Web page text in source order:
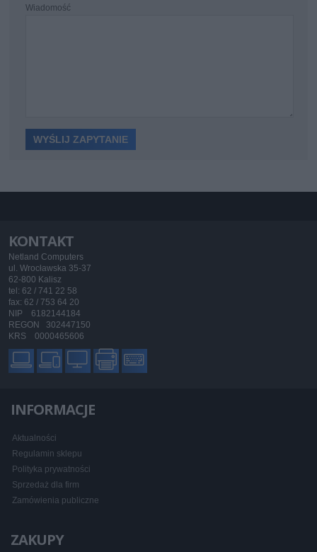
Wiadomość
KONTAKT
Netland Computers
ul. Wrocławska 35-37
62-800 Kalisz
tel: 62 / 741 22 58
fax: 62 / 753 64 20
NIP 6182144184
REGON 302447150
KRS 0000465606
INFORMACJE
Aktualności
Regulamin sklepu
Polityka prywatności
Sprzedaż dla firm
Zamówienia publiczne
ZAKUPY